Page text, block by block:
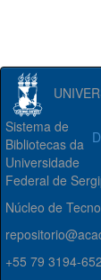
Sistema de
Bibliotecas da
Universidade
Federal de
Núcleo de
+55 79 3194-